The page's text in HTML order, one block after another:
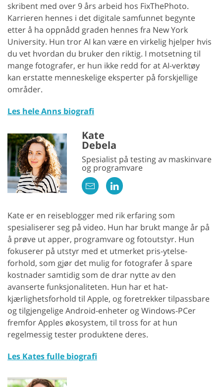
skribent med over 9 års arbeid hos FixThePhoto.
Karrieren hennes i det digitale samfunnet begynte
etter å ha oppnådd graden hennes fra New York
University. Hun tror AI kan være en virkelig hjelper hvis
du vet hvordan du bruker den riktig. I motsetning til
mange fotografer, er hun ikke redd for at AI-verktøy
kan erstatte menneskelige eksperter på forskjellige
områder.
Les hele Anns biografi
Kate
Debela
Spesialist på testing av maskinvare
og programvare
Kate er en reiseblogger med rik erfaring som
spesialiserer seg på video. Hun har brukt mange år på
å prøve ut apper, programvare og fotoutstyr. Hun
fokuserer på utstyr med et utmerket pris-ytelse-
forhold, som gjør det mulig for fotografer å spare
kostnader samtidig som de drar nytte av den
avanserte funksjonaliteten. Hun har et hat-
kjærlighetsforhold til Apple, og foretrekker tilpassbare
og tilgjengelige Android-enheter og Windows-PCer
fremfor Apples økosystem, til tross for at hun
regelmessig tester produktene deres.
Les Kates fulle biografi